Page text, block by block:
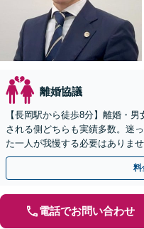
離婚協議
【長岡駅から徒歩8分】離婚・
される側どちらも実績多数。迷
た一人が我慢する必要はありま
内回答】
料
電話でお問い合わせ